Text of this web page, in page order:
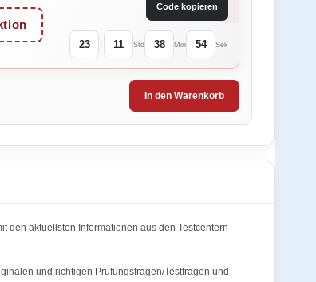
Code kopieren
23 T 11 Std 38 Min 54 Sek
In den Warenkorb
den aktuellsten Informationen aus den Testcentern
und richtigen Prüfungsfragen/Testfragen und